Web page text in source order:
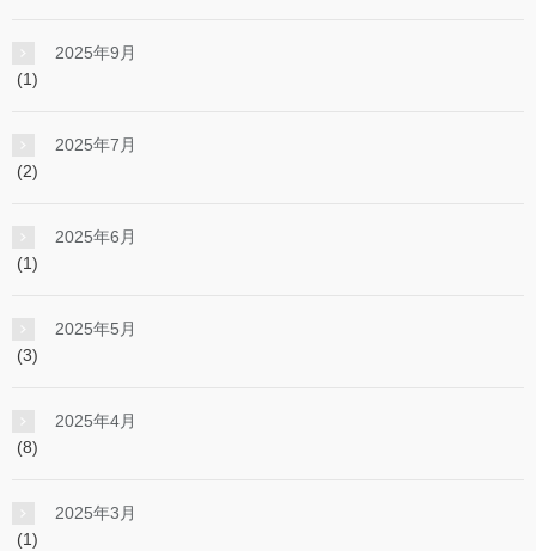
2025年9月
(1)
2025年7月
(2)
2025年6月
(1)
2025年5月
(3)
2025年4月
(8)
2025年3月
(1)